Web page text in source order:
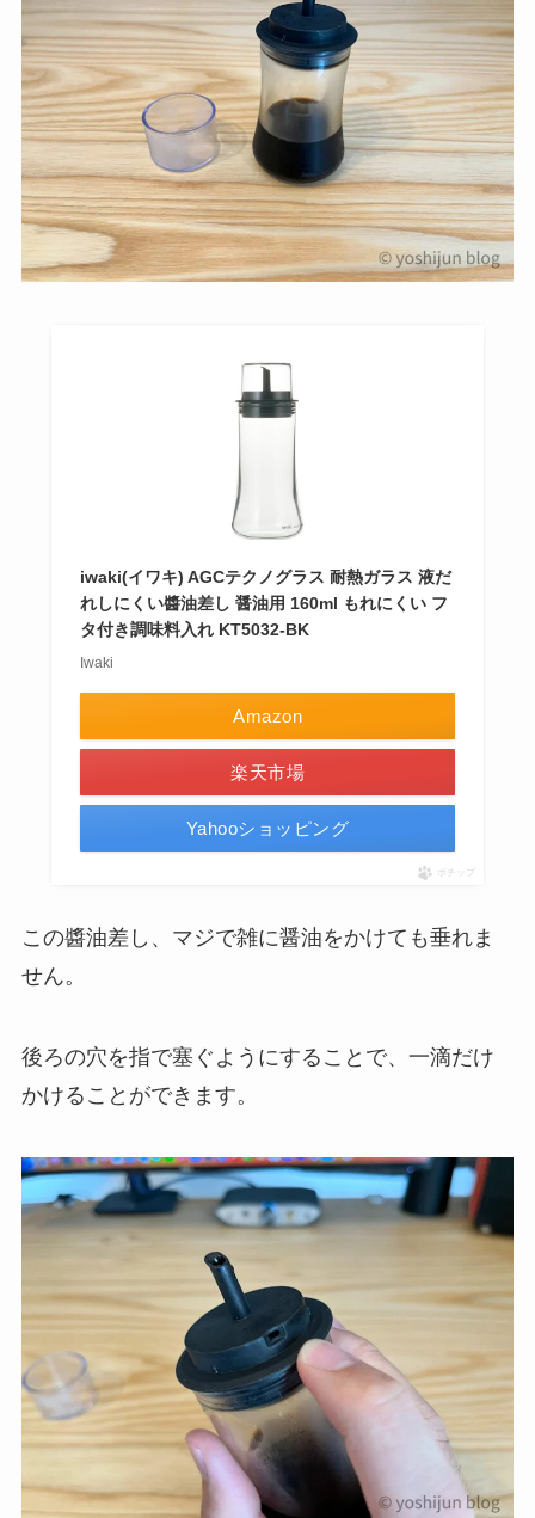
iwaki(イワキ) AGCテクノグラス 耐熱ガラス 液だ
れしにくい醬油差し 醤油用 160ml もれにくい フ
タ付き調味料入れ KT5032-BK
Iwaki
Amazon
楽天市場
Yahooショッピング
ポチップ
この醬油差し、マジで雑に醤油をかけても垂れま
せん。
後ろの穴を指で塞ぐようにすることで、一滴だけ
かけることができます。